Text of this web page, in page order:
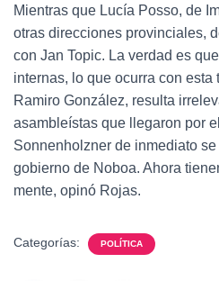
Mientras que Lucía Posso, de
otras direcciones provinciales,
con Jan Topic. La verdad es
internas, lo que ocurra con esta
Ramiro González, resulta
asambleístas que llegaron por
Sonnenholzner de inmediato
gobierno de Noboa. Ahora
mente, opinó Rojas.
Categorías: POLÍTICA